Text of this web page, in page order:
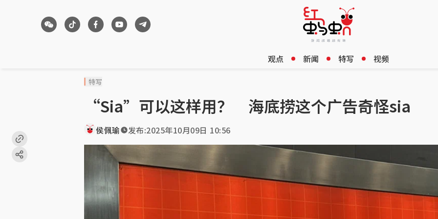
观点 新闻 特写 视频
特写
“Sia”可以这样用？ 海底捞这个广告奇怪sia
侯佩瑜 发布:2025年10月09日 10:56